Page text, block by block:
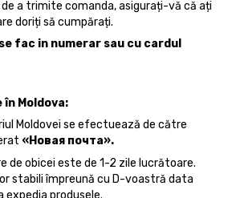
a trimite comanda, asigurați-vă că ați
doriți să cumpărați.
fac in numerar sau cu cardul
Moldova:
Moldovei se efectuează de către
«Новая почта».
de obicei este de 1-2 zile lucrătoare.
stabili împreună cu D-voastră data